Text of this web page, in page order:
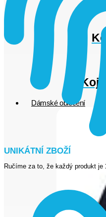
Dámské oblečení
UNIKÁTNÍ ZBOŽÍ
Ručíme za to, že každý produkt je